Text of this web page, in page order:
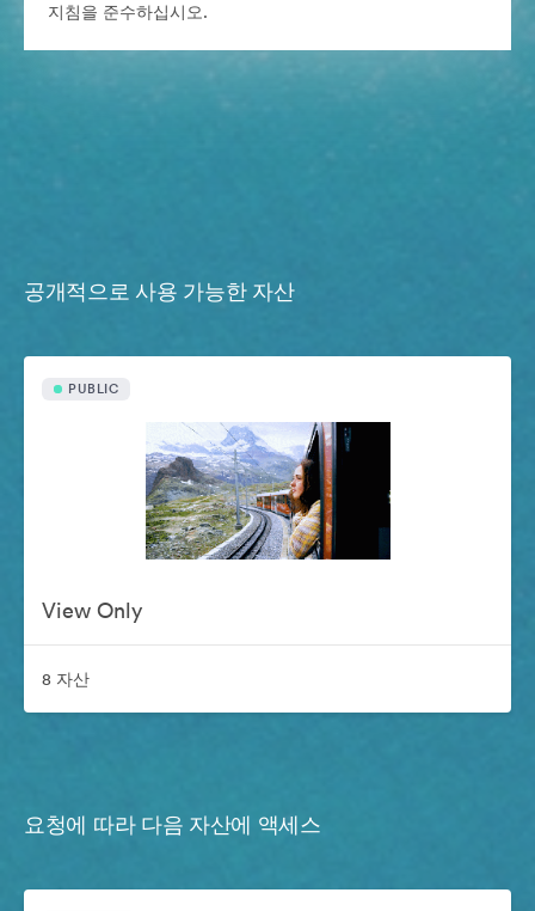
지침을 준수하십시오.
공개적으로 사용 가능한 자산
PUBLIC
View Only
8 자산
요청에 따라 다음 자산에 액세스